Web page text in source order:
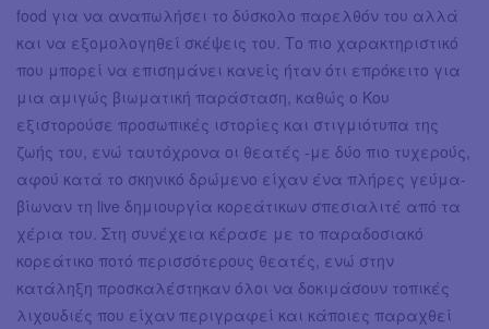
food για να αναπωλήσει το δύσκολο παρελθόν του αλλά
και να εξομολογηθεί σκέψεις του. Το πιο χαρακτηριστικό
που μπορεί να επισημάνει κανείς ήταν ότι επρόκειτο για
μια αμιγώς βιωματική παράσταση, καθώς ο Κου
εξιστορούσε προσωπικές ιστορίες και στιγμιότυπα της
ζωής του, ενώ ταυτόχρονα οι θεατές -με δύο πιο τυχερούς,
αφού κατά το σκηνικό δρώμενο είχαν ένα πλήρες γεύμα-
βίωναν τη live δημιουργία κορεάτικων σπεσιαλιτέ από τα
χέρια του. Στη συνέχεια κέρασε με το παραδοσιακό
κορεάτικο ποτό περισσότερους θεατές, ενώ στην
κατάληξη προσκαλέστηκαν όλοι να δοκιμάσουν τοπικές
λιχουδιές που είχαν περιγραφεί και κάποιες παραχθεί